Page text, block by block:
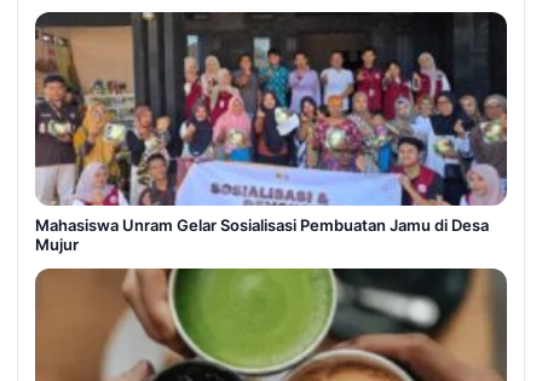
Mahasiswa Unram Gelar Sosialisasi Pembuatan Jamu di Desa
Mujur